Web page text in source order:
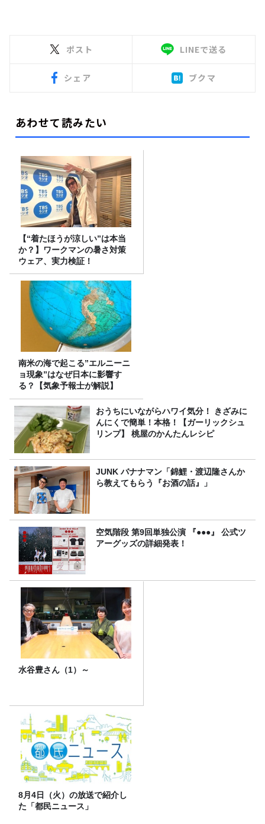
ポスト LINEで送る
シェア ブクマ
あわせて読みたい
【“着たほうが涼しい”は本当
か？】ワークマンの暑さ対策
ウェア、実力検証！
南米の海で起こる”エルニーニ
ョ現象”はなぜ日本に影響す
る？【気象予報士が解説】
おうちにいながらハワイ気分！ きざみに
んにくで簡単！本格！【ガーリックシュ
リンプ】 桃屋のかんたんレシピ
JUNK バナナマン「錦鯉・渡辺隆さんか
ら教えてもらう『お酒の話』」
空気階段 第9回単独公演 『●●●』 公式ツ
アーグッズの詳細発表！
水谷豊さん（1）～
8月4日（火）の放送で紹介し
た「都民ニュース」